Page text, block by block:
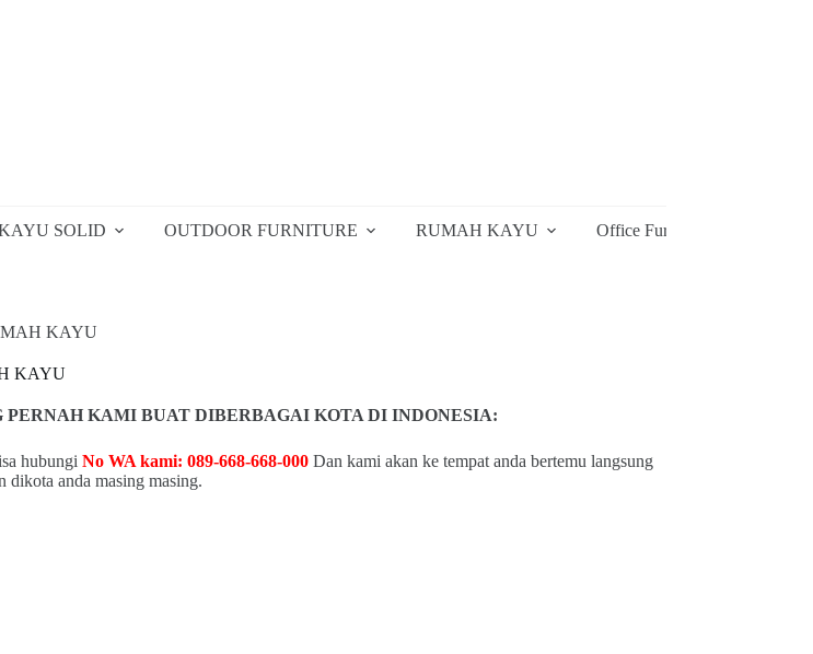
SOLID OUTDOOR FURNITURE RUMAH KAYU Office Furniture
KAYU
KAYU
KAMI BUAT DIBERBAGAI KOTA DI INDONESIA:
hubungiNo WA kami: 089-668-668-000 Dan kami akan ke tempat anda bertemu langsung
dikota anda masing masing.